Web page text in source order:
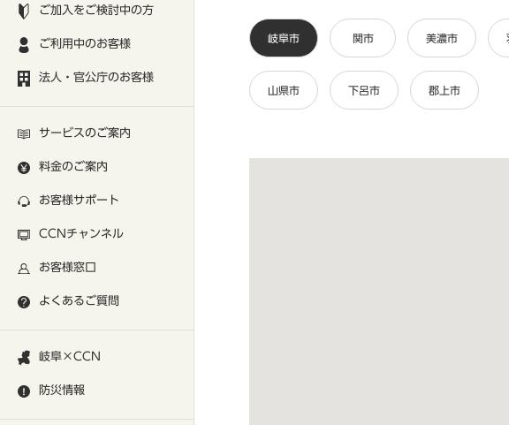
ご加入をご検討中の方
ご利用中のお客様
法人・官公庁のお客様
サービスのご案内
料金のご案内
お客様サポート
CCNチャンネル
お客様窓口
よくあるご質問
岐阜×CCN
防災情報
岐阜市 関市 美濃市
山県市 下呂市 郡上市